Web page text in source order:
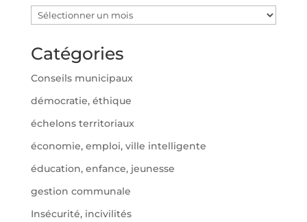
Archives
Catégories
Conseils municipaux
démocratie, éthique
échelons territoriaux
économie, emploi, ville intelligente
éducation, enfance, jeunesse
gestion communale
Insécurité, incivilités